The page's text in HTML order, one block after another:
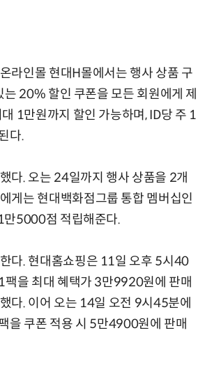
라인몰 현대H몰에서는 행사 상품 구
는 20% 할인 쿠폰을 모든 회원에게 제
1만원까지 할인 가능하며, ID당 주 1
다.
다. 오는 24일까지 행사 상품을 2개
게는 현대백화점그룹 통합 멤버십인
만5000점 적립해준다.
다. 현대홈쇼핑은 11일 오후 5시40
팩을 최대 혜택가 3만9920원에 판매
다. 이어 오는 14일 오전 9시45분에
을 쿠폰 적용 시 5만4900원에 판매